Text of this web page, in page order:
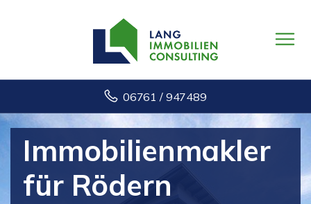
06761 / 947489
Immobilienmakler
für Rödern